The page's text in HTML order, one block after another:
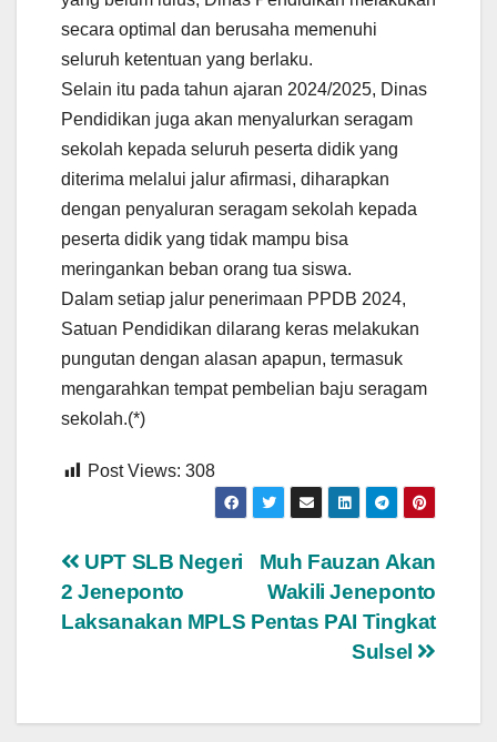
secara optimal dan berusaha memenuhi
seluruh ketentuan yang berlaku.
Selain itu pada tahun ajaran 2024/2025, Dinas
Pendidikan juga akan menyalurkan seragam
sekolah kepada seluruh peserta didik yang
diterima melalui jalur afirmasi, diharapkan
dengan penyaluran seragam sekolah kepada
peserta didik yang tidak mampu bisa
meringankan beban orang tua siswa.
Dalam setiap jalur penerimaan PPDB 2024,
Satuan Pendidikan dilarang keras melakukan
pungutan dengan alasan apapun, termasuk
mengarahkan tempat pembelian baju seragam
sekolah.(*)
Post Views: 308
Navigasi
pos
Muh Fauzan Akan
Wakili Jeneponto
Pentas PAI Tingkat
Sulsel
UPT SLB Negeri
2 Jeneponto
Laksanakan MPLS